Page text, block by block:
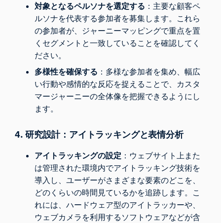
対象となるペルソナを選定する ：主要な顧客ペ
ルソナを代表する参加者を募集します。これら
の参加者が、ジャーニーマッピングで重点を置
くセグメントと一致していることを確認してく
ださい。
多様性を確保する ：多様な参加者を集め、幅広
い行動や感情的な反応を捉えることで、カスタ
マージャーニーの全体像を把握できるようにし
ます。
4. 研究設計：アイトラッキングと表情分析
アイトラッキングの設定 ：ウェブサイト上また
は管理された環境内でアイトラッキング技術を
導入し、ユーザーがさまざまな要素のどこを、
どのくらいの時間見ているかを追跡します。こ
れには、ハードウェア型のアイトラッカーや、
ウェブカメラを利用するソフトウェアなどが含